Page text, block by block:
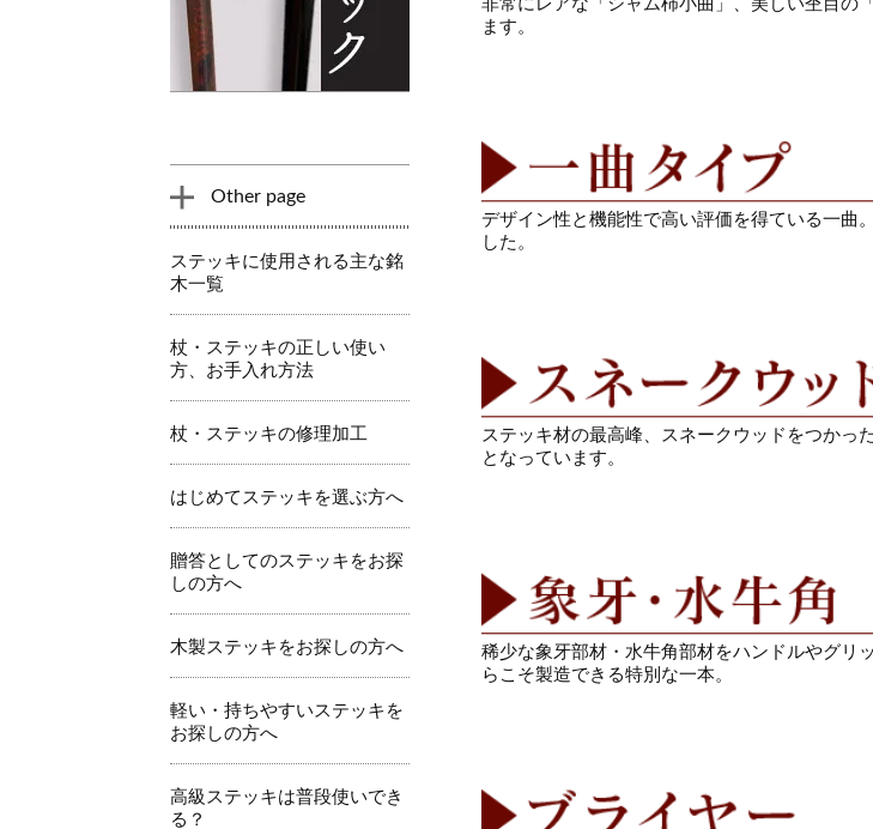
非常にレアな「シャム柿小曲」、美しい杢目の
ます。
デザイン性と機能性で高い評価を得ている一曲
した。
ステッキ材の最高峰、スネークウッドをつかっ
となっています。
稀少な象牙部材・水牛角部材をハンドルやグリ
らこそ製造できる特別な一本。
Other page
ステッキに使用される主な銘
木一覧
杖・ステッキの正しい使い
方、お手入れ方法
杖・ステッキの修理加工
はじめてステッキを選ぶ方へ
贈答としてのステッキをお探
しの方へ
木製ステッキをお探しの方へ
軽い・持ちやすいステッキを
お探しの方へ
高級ステッキは普段使いでき
る？